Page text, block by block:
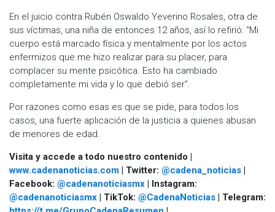
En el juicio contra Rubén Oswaldo Yeverino Rosales, otra de
sus víctimas, una niña de entonces 12 años, así lo refirió: “Mi
cuerpo está marcado física y mentalmente por los actos
enfermizos que me hizo realizar para su placer, para
complacer su mente psicótica. Esto ha cambiado
completamente mi vida y lo que debió ser”.
Por razones como esas es que se pide, para todos los
casos, una fuerte aplicación de la justicia a quienes abusan
de menores de edad.
Visita y accede a todo nuestro contenido |
www.cadenanoticias.com | Twitter: @cadena_noticias |
Facebook: @cadenanoticiasmx | Instagram:
@cadenanoticiasmx | TikTok: @CadenaNoticias | Telegram: